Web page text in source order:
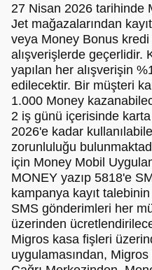
27 Nisan 2026 tarihinde
Jet mağazalarından
veya Money Bonus kredi
alışverişlerde geçerlidir.
yapılan her alışverişin
edilecektir. Bir müşteri
1.000 Money
2 iş günü içerisinde
2026'e kadar
zorunluluğu
için Money Mobil
MONEY yazıp 5818'e
kampanya kayıt
SMS gönderimleri her
üzerinden
Migros kasa fişleri
uygulamasından,